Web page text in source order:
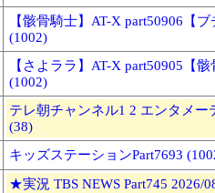
【骸骨騎士】AT-X part50906【
(1002)
【さよララ】AT-X part50905【
(1002)
テレ朝チャンネル1 2 エンタメー
(38)
キッズステーションPart7693
★実況 TBS NEWS Part745 2026/